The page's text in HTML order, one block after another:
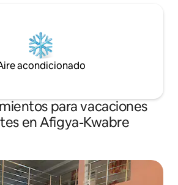
acondicionado
para vacaciones
en Afigya-Kwabre